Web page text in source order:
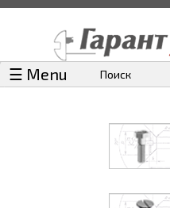
☰ Menu Поиск